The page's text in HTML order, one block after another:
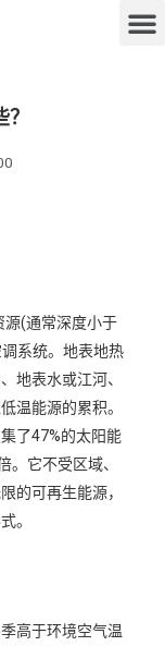
源(通常深度小于
系统。地表地热
地表水或江河、
温能源的累积。
了47%的太阳能
。它不受区域、
的可再生能源，
。
高于环境空气温